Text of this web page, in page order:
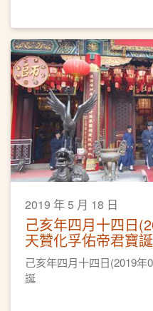
2019 年 5 月 18 日
己亥年四月十四日
天贊化孚佑帝君寶誕
己亥年四月十四日(2019
誕